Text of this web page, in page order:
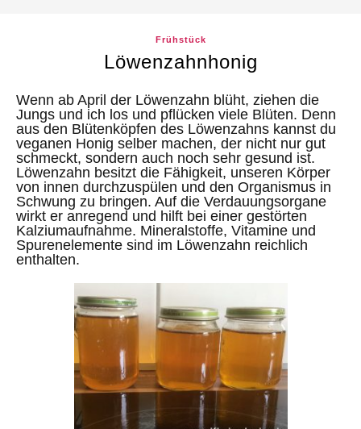
Frühstück
Löwenzahnhonig
Wenn ab April der Löwenzahn blüht, ziehen die
Jungs und ich los und pflücken viele Blüten. Denn
aus den Blütenköpfen des Löwenzahns kannst du
veganen Honig selber machen, der nicht nur gut
schmeckt, sondern auch noch sehr gesund ist.
Löwenzahn besitzt die Fähigkeit, unseren Körper
von innen durchzuspülen und den Organismus in
Schwung zu bringen. Auf die Verdauungsorgane
wirkt er anregend und hilft bei einer gestörten
Kalziumaufnahme. Mineralstoffe, Vitamine und
Spurenelemente sind im Löwenzahn reichlich
enthalten.